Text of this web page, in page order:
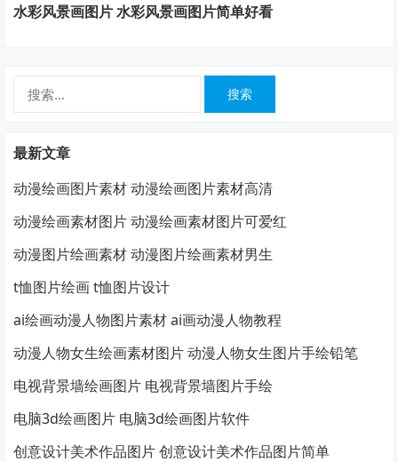
水彩风景画图片 水彩风景画图片简单好看
最新文章
动漫绘画图片素材 动漫绘画图片素材高清
动漫绘画素材图片 动漫绘画素材图片可爱红
动漫图片绘画素材 动漫图片绘画素材男生
t恤图片绘画 t恤图片设计
ai绘画动漫人物图片素材 ai画动漫人物教程
动漫人物女生绘画素材图片 动漫人物女生图片手绘铅笔
电视背景墙绘画图片 电视背景墙图片手绘
电脑3d绘画图片 电脑3d绘画图片软件
创意设计美术作品图片 创意设计美术作品图片简单